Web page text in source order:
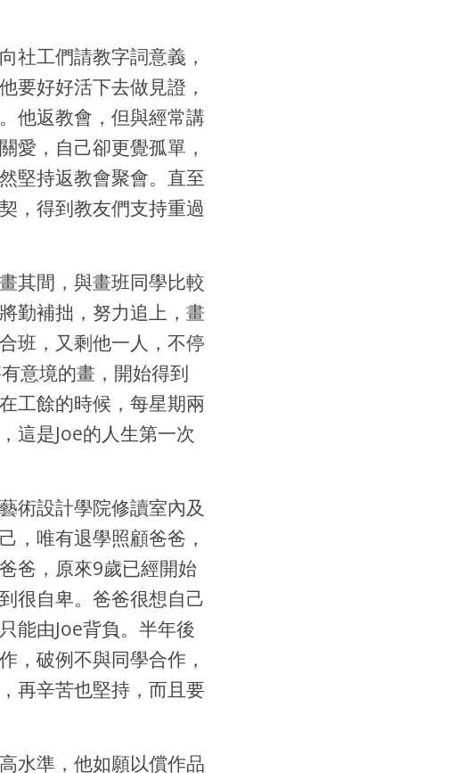
社工們請教字詞意義，
要好好活下去做見證，
他返教會，但與經常講
愛，自己卻更覺孤單，
堅持返教會聚會。直至
，得到教友們支持重過
其間，與畫班同學比較
勤補拙，努力追上，畫
班，又剩他一人，不停
意境的畫，開始得到
工餘的時候，每星期兩
這是Joe的人生第一次
術設計學院修讀室內及
，唯有退學照顧爸爸，
爸，原來9歲已經開始
很自卑。爸爸很想自己
能由Joe背負。半年後
，破例不與同學合作，
再辛苦也堅持，而且要
水準，他如願以償作品